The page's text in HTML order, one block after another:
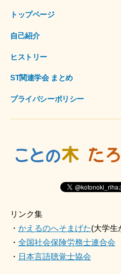
トップページ
自己紹介
ヒストリー
ST関連学会 まとめ
プライバシーポリシー
リンク集
・ かえるのへそまげた(大学生
・ 全国社会保険労務士連合会
・ 日本言語聴覚士協会